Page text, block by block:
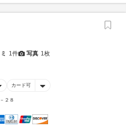
1件 写真 1枚
カード可
２８